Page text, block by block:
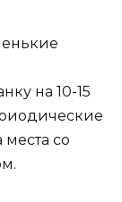
на 10-15
со